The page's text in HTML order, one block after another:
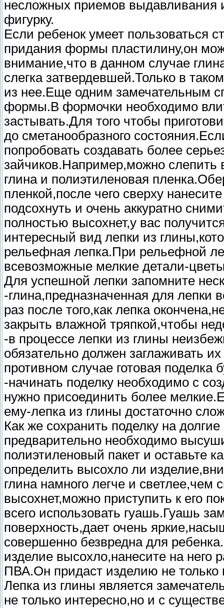
несложных приемов выдавливания
фигурку.
Если ребенок умеет пользоваться
придания формы пластилину,он
внимание,что в данном случае
слегка затвердевшей.Только в
из нее.Еще одним замечательным
формы.В формочки необходимо
застывать.Для того чтобы
до сметанообразного
попробовать создавать более
зайчиков.Например,можно слепить
глина и полиэтиленовая
пленкой,после чего сверху
подсохнуть и очень аккуратно
полностью высохнет,у вас
интересный вид лепки из
рельефная лепка.При рельефной
всевозможные мелкие детали-
Для успешной лепки запомните
-глина,предназначенная для лепки
раз после того,как лепка
закрыть влажной тряпкой,чтобы
-в процессе лепки из глины
обязательно должен заглаживать
противном случае готовая поделка
-начинать поделку необходимо с
нужно присоединить более
ему-лепка из глины достаточно
Как же сохранить поделку на
предварительно необходимо
полиэтиленовый пакет и оставьте
определить высохло ли
глина намного легче и светлее,чем
высохнет,можно приступить к его
всего использовать гуашь.Гуашь
поверхность,дает очень
совершенно безвредна для
изделие высохло,нанесите на
ПВА.Он придаст изделию не только
Лепка из глины является
не только интересно,но и с